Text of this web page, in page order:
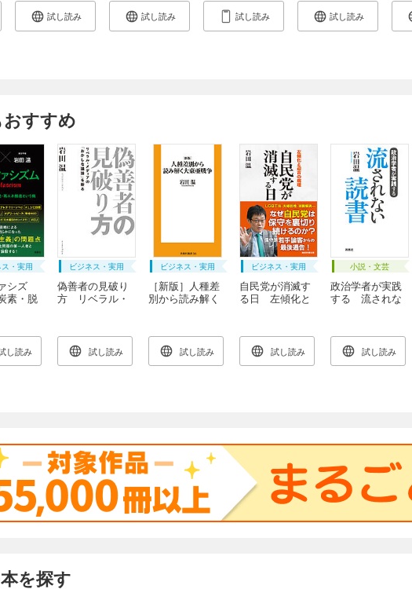
試し読み 試し読み 試し読み 試し読み
すすめ
ス・実用
シズ
素・脱
し読み
ビジネス・実用
偽善者の見破り
方 リベラル・
斬る
試し読み
ビジネス・実用
［新版］人種差
別から読み解く
試し読み
ビジネス・実用
自民党が消滅す
る日 左傾化と
試し読み
小説・文芸
政治学者が実践
する 流されな
試し読み
を探す